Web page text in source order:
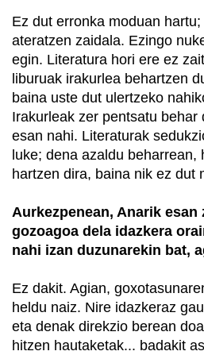
Ez dut erronka moduan
ateratzen zaidala. Ezingo
egin. Literatura hori ere ez
liburuak irakurlea behartzen
baina uste dut ulertzeko
Irakurleak zer pentsatu behar
esan nahi. Literaturak
luke; dena azaldu beharrean,
hartzen dira, baina nik ez dut
Aurkezpenean, Anarik
gozoagoa dela idazkera
nahi izan duzunarekin bat,
Ez dakit. Agian,
heldu naiz. Nire idazkeraz
eta denak direkzio berean
hitzen hautaketak... badakit